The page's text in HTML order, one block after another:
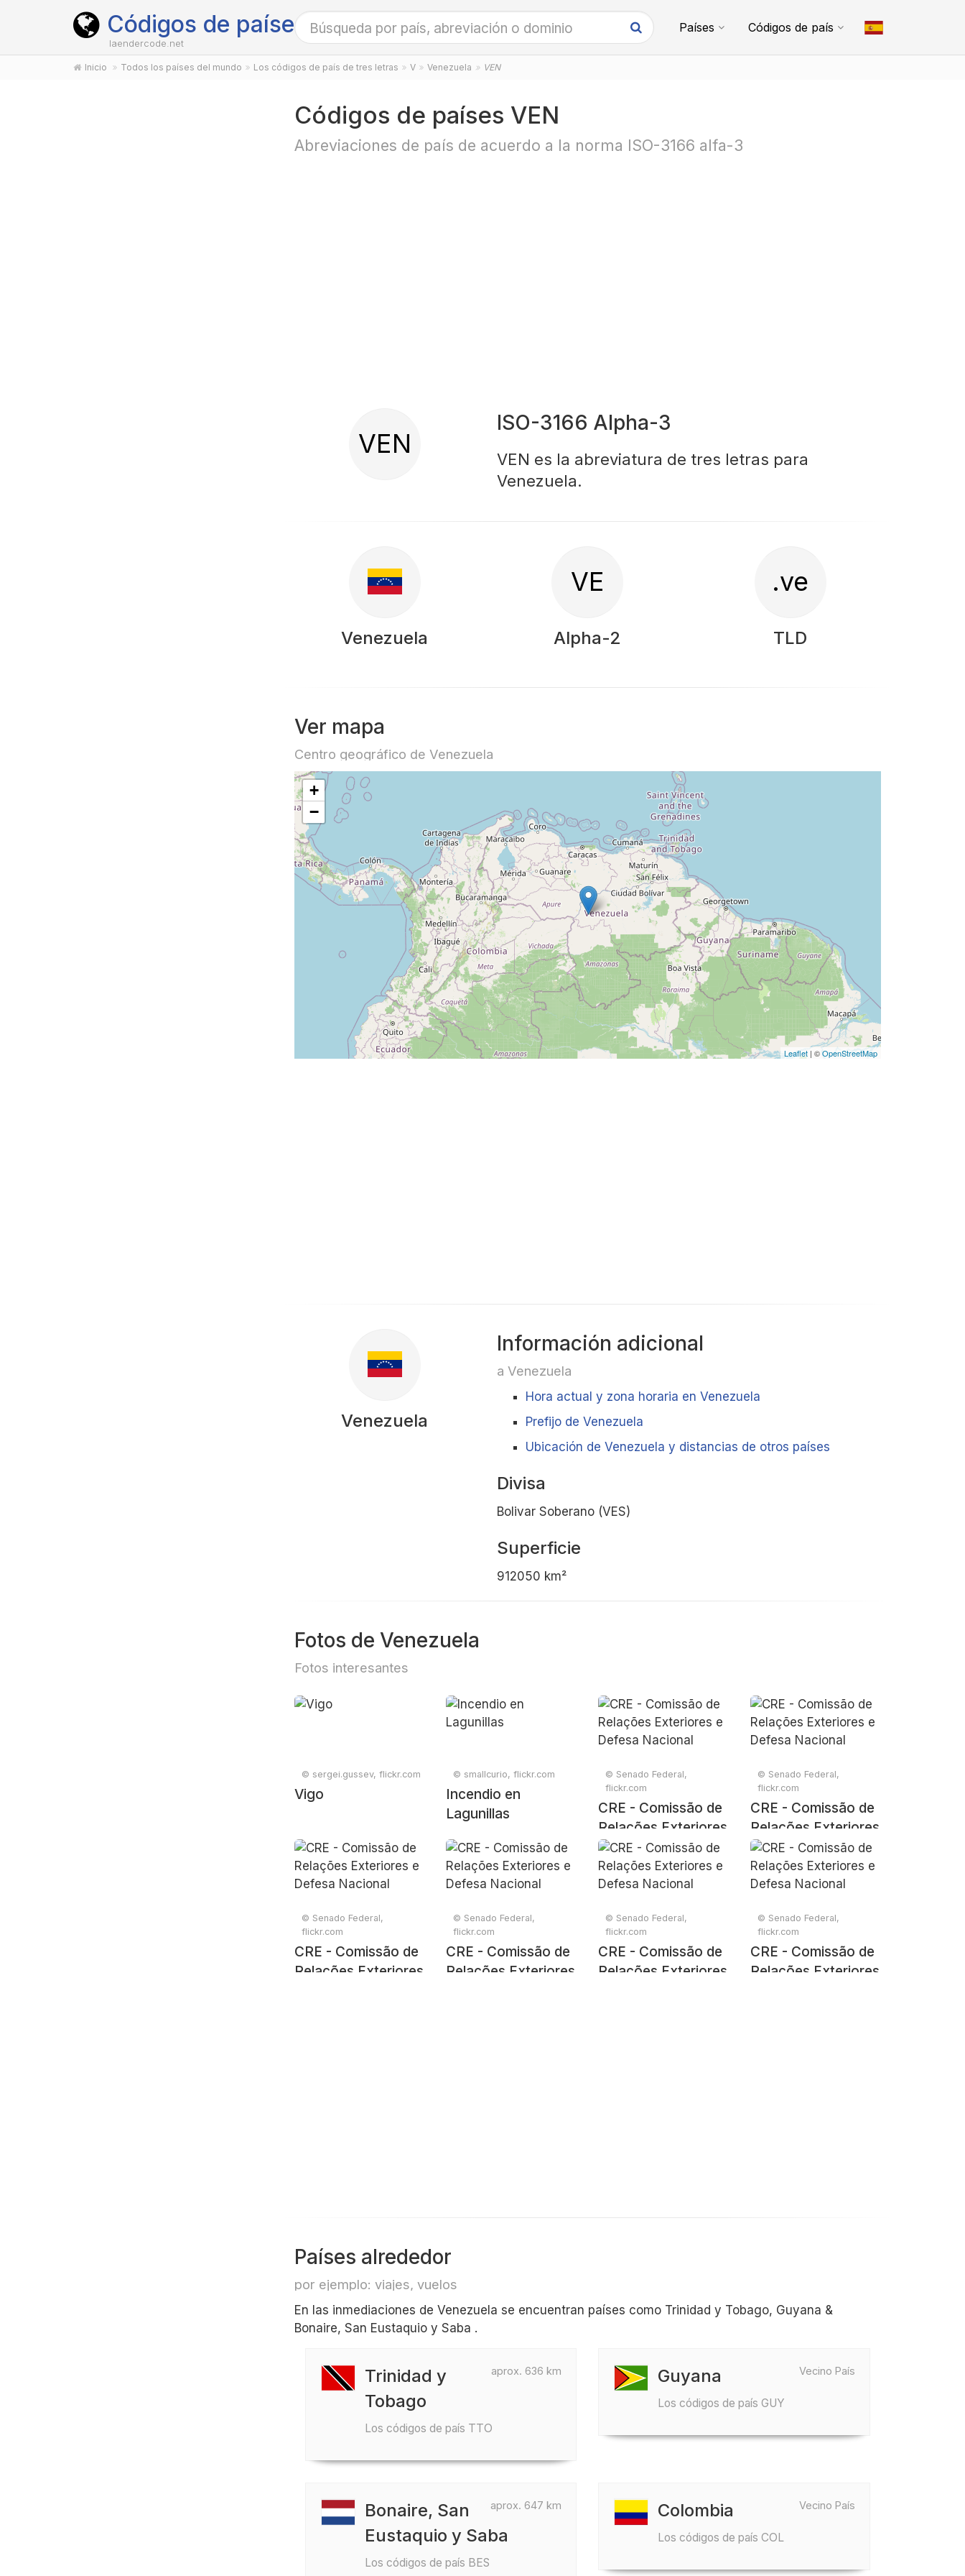
Códigos de países
laendercode.net
Países Códigos de país
Inicio Todos los países del mundo Los códigos de país de tres letras V Venezuela VEN
Códigos de países VEN
Abreviaciones de país de acuerdo a la norma ISO-3166 alfa-3
VEN
ISO-3166 Alpha-3
VEN es la abreviatura de tres letras para
Venezuela.
Venezuela
VE
Alpha-2
.ve
TLD
Ver mapa
Centro geográfico de Venezuela
+
−
Leaflet | ©OpenStreetMap
Venezuela
Información adicional
a Venezuela
Hora actual y zona horaria en Venezuela
Prefijo de Venezuela
Ubicación de Venezuela y distancias de otros países
Divisa
Bolivar Soberano (VES)
Superficie
912050 km²
Fotos de Venezuela
Fotos interesantes
© sergei.gussev, flickr.com
Vigo
© smallcurio, flickr.com
Incendio en
Lagunillas
© Senado Federal,
flickr.com
CRE - Comissão de
Relações Exteriores
e Defesa Nacional
© Senado Federal,
flickr.com
CRE - Comissão de
Relações Exteriores
e Defesa Nacional
© Senado Federal,
flickr.com
CRE - Comissão de
Relações Exteriores
© Senado Federal,
flickr.com
CRE - Comissão de
Relações Exteriores
© Senado Federal,
flickr.com
CRE - Comissão de
Relações Exteriores
© Senado Federal,
flickr.com
CRE - Comissão de
Relações Exteriores
Países alrededor
por ejemplo: viajes, vuelos
En las inmediaciones de Venezuela se encuentran países como Trinidad y Tobago, Guyana &
Bonaire, San Eustaquio y Saba .
aprox. 636 km
Trinidad y
Tobago
Los códigos de país TTO
Vecino País
Guyana
Los códigos de país GUY
aprox. 647 km
Bonaire, San
Eustaquio y Saba
Los códigos de país BES
Vecino País
Colombia
Los códigos de país COL